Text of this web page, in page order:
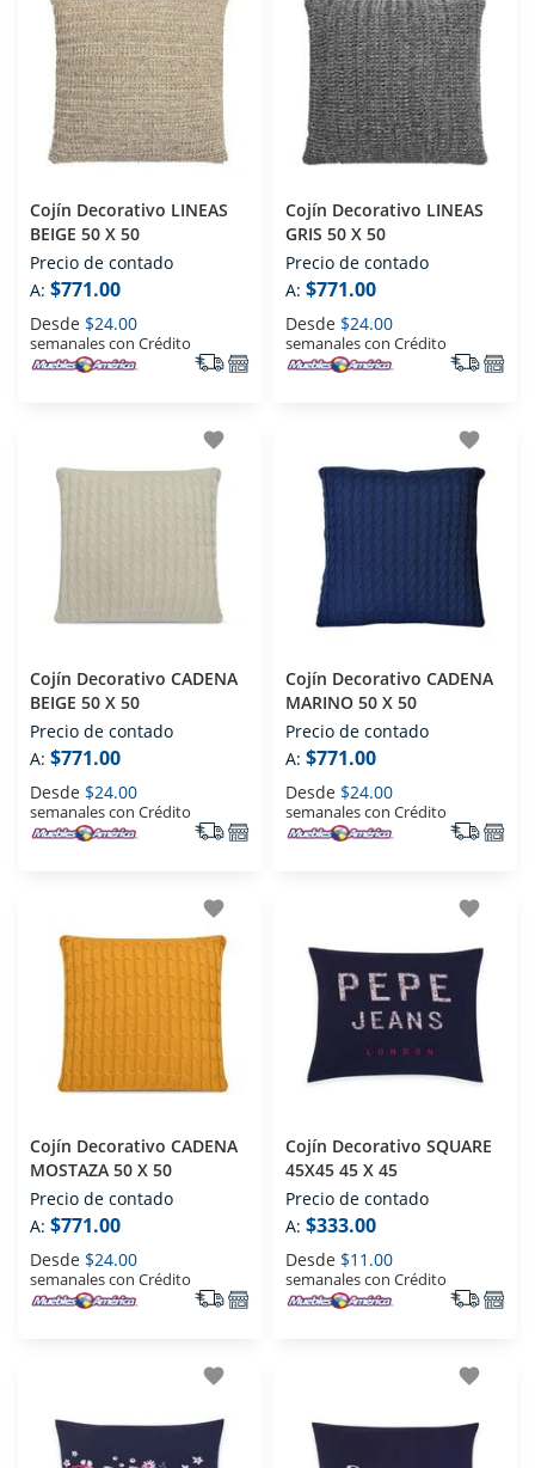
Cojín Decorativo LINEAS
BEIGE 50 X 50
Precio de contado
A: $771.00
Desde $24.00
semanales con Crédito
Cojín Decorativo LINEAS
GRIS 50 X 50
Precio de contado
A: $771.00
Desde $24.00
semanales con Crédito
favorite
Cojín Decorativo CADENA
BEIGE 50 X 50
Precio de contado
A: $771.00
Desde $24.00
semanales con Crédito
favorite
Cojín Decorativo CADENA
MARINO 50 X 50
Precio de contado
A: $771.00
Desde $24.00
semanales con Crédito
favorite
Cojín Decorativo CADENA
MOSTAZA 50 X 50
Precio de contado
A: $771.00
Desde $24.00
semanales con Crédito
favorite
Cojín Decorativo SQUARE
45X45 45 X 45
Precio de contado
A: $333.00
Desde $11.00
semanales con Crédito
favorite favorite